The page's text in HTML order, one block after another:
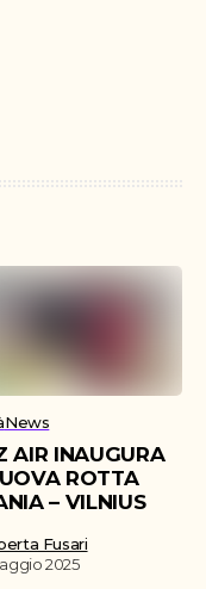
News
AIR INAUGURA
ROTTA
– VILNIUS
Fusari
2025